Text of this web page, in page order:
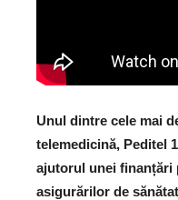
Unul dintre cele mai
telemedicină, Peditel
ajutorul unei finanțări
asigurărilor de